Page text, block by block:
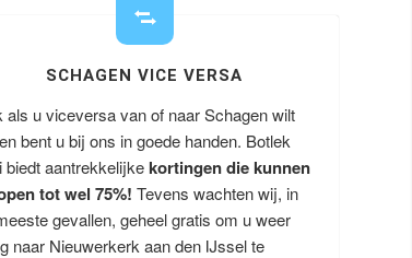
SCHAGEN VICE VERSA
als u viceversa van of naar Schagen wilt
bent u bij ons in goede handen. Botlek
biedt aantrekkelijkekortingen die kunnen
tot wel 75%!Tevens wachten wij, in
gevallen, geheel gratis om u weer
naar Nieuwerkerk aan den IJssel te